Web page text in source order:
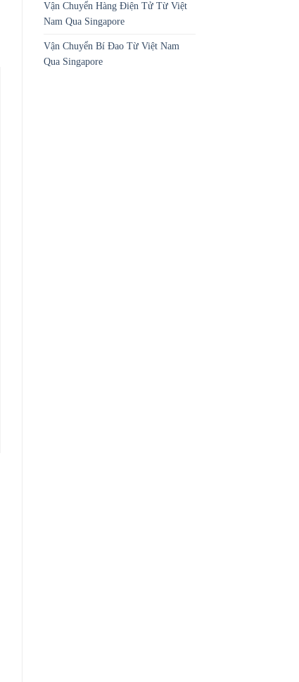
Vận Chuyển Hàng Điện Tử Từ Việt
Nam Qua Singapore
Vận Chuyển Bí Đao Từ Việt Nam
Qua Singapore